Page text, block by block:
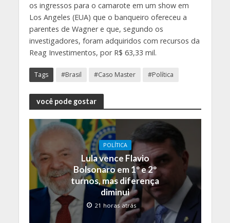
os ingressos para o camarote em um show em
Los Angeles (EUA) que o banqueiro ofereceu a
parentes de Wagner e que, segundo os
investigadores, foram adquiridos com recursos da
Reag Investimentos, por R$ 63,33 mil.
Tags #Brasil #Caso Master #Política
você pode gostar
POLÍTICA
Lula vence Flavio
Bolsonaro em 1º e 2º
turnos, mas diferença
diminui
21 horas atrás